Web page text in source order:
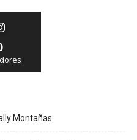
Montañas